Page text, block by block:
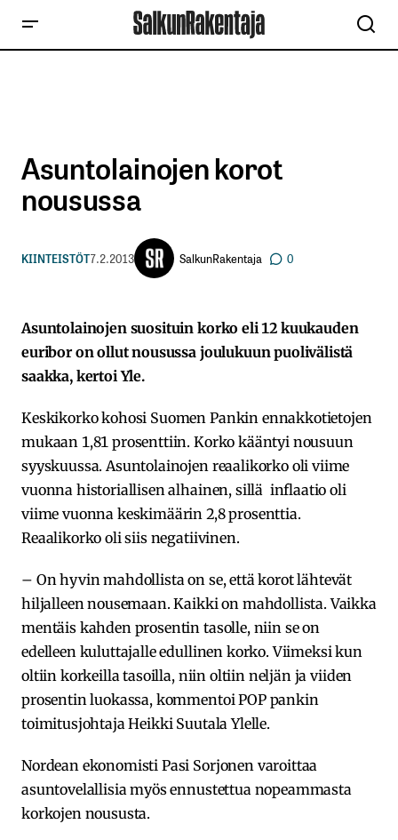
Asuntolainojen korot
nousussa
KIINTEISTÖT7.2.2013 SalkunRakentaja 0
Asuntolainojen suosituin korko eli 12 kuukauden
euribor on ollut nousussa joulukuun puolivälistä
saakka, kertoi Yle.
Keskikorko kohosi Suomen Pankin ennakkotietojen
mukaan 1,81 prosenttiin. Korko kääntyi nousuun
syyskuussa. Asuntolainojen reaalikorko oli viime
vuonna historiallisen alhainen, sillä inflaatio oli
viime vuonna keskimäärin 2,8 prosenttia.
Reaalikorko oli siis negatiivinen.
– On hyvin mahdollista on se, että korot lähtevät
hiljalleen nousemaan. Kaikki on mahdollista. Vaikka
mentäis kahden prosentin tasolle, niin se on
edelleen kuluttajalle edullinen korko. Viimeksi kun
oltiin korkeilla tasoilla, niin oltiin neljän ja viiden
prosentin luokassa, kommentoi POP pankin
toimitusjohtaja Heikki Suutala Ylelle.
Nordean ekonomisti Pasi Sorjonen varoittaa
asuntovelallisia myös ennustettua nopeammasta
korkojen noususta.